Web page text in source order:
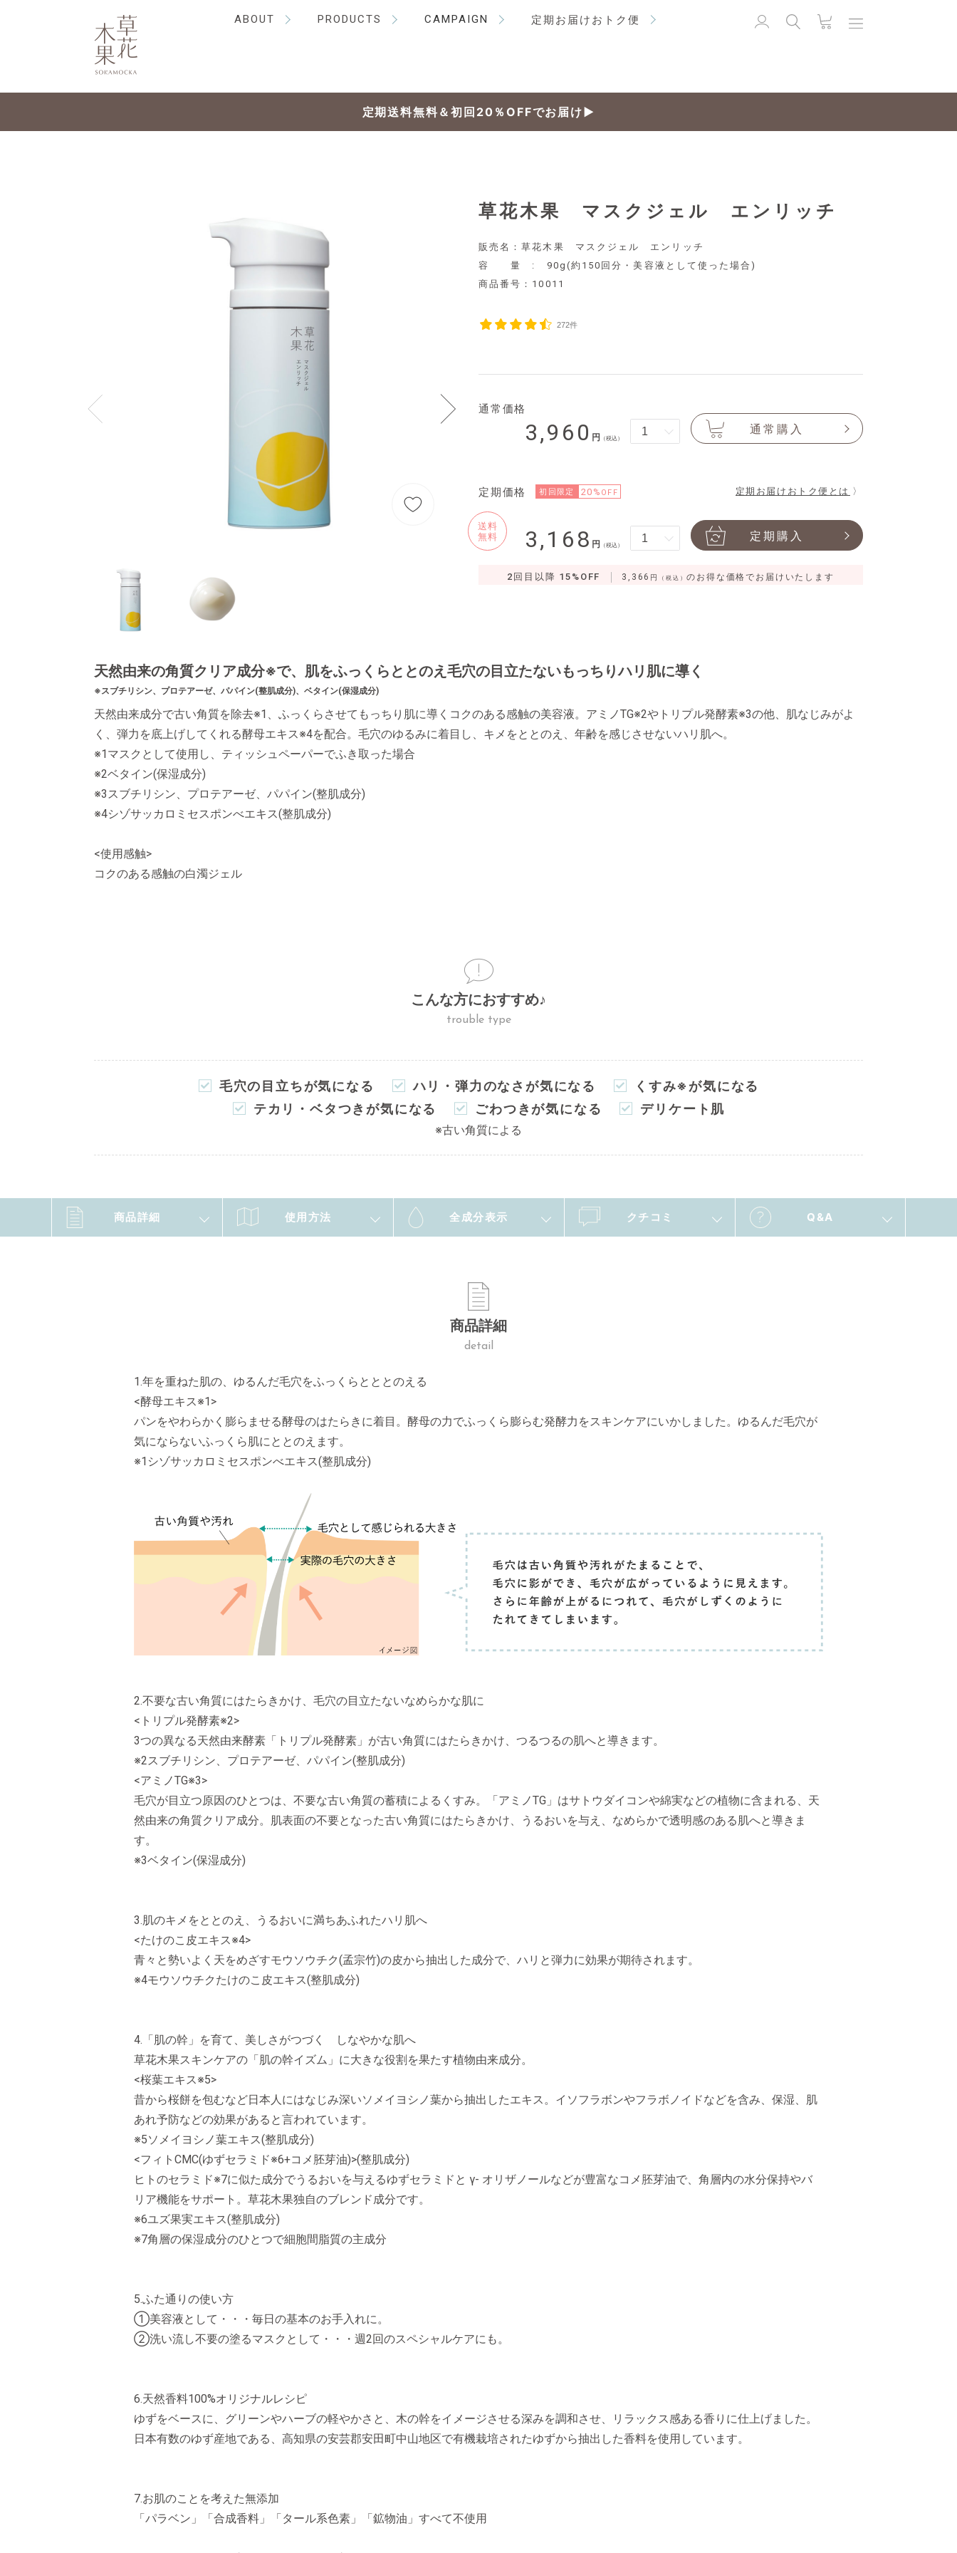
ABOUT PRODUCTS CAMPAIGN 定期お届けおトク便
定期送料無料＆初回20％OFFでお届け▶
草花木果 マスクジェル エンリッチ
販売名：草花木果 マスクジェル エンリッチ
容 量 : 90g(約150回分・美容液として使った場合)
商品番号： 10011
272件
通常価格
3,960 （税込）
通常購入
初回限定 20% OFF 定期お届けおトク便とは 〉
定期価格
送料
無料
3,168 （税込）
定期購入
2回目以降 15%OFF 3,366 円 （税込）のお得な価格でお届けいたします
天然由来の角質クリア成分※で、肌をふっくらととのえ毛穴の目立たないもっちりハリ肌に導く
※スブチリシン、プロテアーゼ、パパイン(整肌成分)、ベタイン(保湿成分)
天然由来成分で古い角質を除去※1、ふっくらさせてもっちり肌に導くコクのある感触の美容液。アミノTG※2やトリプル発酵素※3の他、肌なじみがよ
く、弾力を底上げしてくれる酵母エキス※4を配合。毛穴のゆるみに着目し、キメをととのえ、年齢を感じさせないハリ肌へ。
※1マスクとして使用し、ティッシュペーパーでふき取った場合
※2ベタイン(保湿成分)
※3スブチリシン、プロテアーゼ、パパイン(整肌成分)
※4シゾサッカロミセスポンべエキス(整肌成分)
<使用感触>
コクのある感触の白濁ジェル
こんな方におすすめ♪
trouble type
毛穴の目立ちが気になる ハリ・弾力のなさが気になる
くすみ※が気になる
テカリ・ベタつきが気になる
ごわつきが気になる デリケート肌
※古い角質による
商品詳細 使用方法 全成分表示 クチコミ Q&A
商品詳細
detail
1.年を重ねた肌の、ゆるんだ毛穴をふっくらとととのえる
<酵母エキス※1>
パンをやわらかく膨らませる酵母のはたらきに着目。酵母の力でふっくら膨らむ発酵力をスキンケアにいかしました。ゆるんだ毛穴が
気にならないふっくら肌にととのえます。
※1シゾサッカロミセスポンべエキス(整肌成分)
2.不要な古い角質にはたらきかけ、毛穴の目立たないなめらかな肌に
<トリプル発酵素※2>
3つの異なる天然由来酵素「トリプル発酵素」が古い角質にはたらきかけ、つるつるの肌へと導きます。
※2スブチリシン、プロテアーゼ、パパイン(整肌成分)
<アミノTG※3>
毛穴が目立つ原因のひとつは、不要な古い角質の蓄積によるくすみ。「アミノTG」はサトウダイコンや綿実などの植物に含まれる、天
然由来の角質クリア成分。肌表面の不要となった古い角質にはたらきかけ、うるおいを与え、なめらかで透明感のある肌へと導きま
す。
※3ベタイン(保湿成分)
3.肌のキメをととのえ、うるおいに満ちあふれたハリ肌へ
<たけのこ皮エキス※4>
青々と勢いよく天をめざすモウソウチク(孟宗竹)の皮から抽出した成分で、ハリと弾力に効果が期待されます。
※4モウソウチクたけのこ皮エキス(整肌成分)
4.「肌の幹」を育て、美しさがつづく しなやかな肌へ
草花木果スキンケアの「肌の幹イズム」に大きな役割を果たす植物由来成分。
<桜葉エキス※5>
昔から桜餅を包むなど日本人にはなじみ深いソメイヨシノ葉から抽出したエキス。イソフラボンやフラボノイドなどを含み、保湿、肌
あれ予防などの効果があると言われています。
※5ソメイヨシノ葉エキス(整肌成分)
<フィトCMC(ゆずセラミド※6+コメ胚芽油)>(整肌成分)
ヒトのセラミド※7に似た成分でうるおいを与えるゆずセラミドと γ- オリザノールなどが豊富なコメ胚芽油で、角層内の水分保持やバ
リア機能をサポート。草花木果独自のブレンド成分です。
※6ユズ果実エキス(整肌成分)
※7角層の保湿成分のひとつで細胞間脂質の主成分
5.ふた通りの使い方
①美容液として・・・毎日の基本のお手入れに。
②洗い流し不要の塗るマスクとして・・・週2回のスペシャルケアにも。
6.天然香料100%オリジナルレシピ
ゆずをベースに、グリーンやハーブの軽やかさと、木の幹をイメージさせる深みを調和させ、リラックス感ある香りに仕上げました。
日本有数のゆず産地である、高知県の安芸郡安田町中山地区で有機栽培されたゆずから抽出した香料を使用しています。
7.お肌のことを考えた無添加
「パラベン」「合成香料」「タール系色素」「鉱物油」すべて不使用